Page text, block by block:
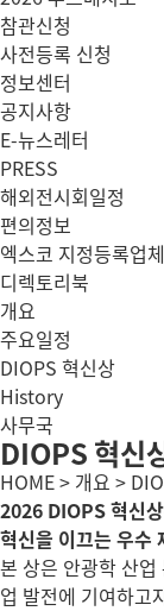
참관신청
사전등록 신청
정보센터
공지사항
E-뉴스레터
PRESS
해외전시회일정
편의정보
엑스코 지정등록업체
디렉토리북
개요
주요일정
DIOPS 혁신상
History
사무국
DIOPS 혁신
HOME > 개요 >
2026 DIOPS 혁신
혁신을 이끄는 우수
본 상은 안광학 산
업 발전에 기여하고